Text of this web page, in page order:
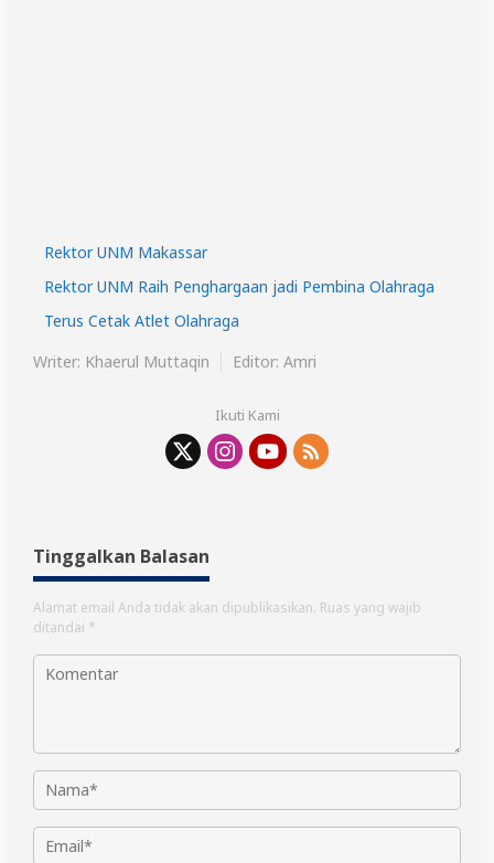
Rektor UNM Makassar
Rektor UNM Raih Penghargaan jadi Pembina Olahraga
Terus Cetak Atlet Olahraga
Writer: Khaerul Muttaqin
Editor: Amri
Ikuti Kami
Tinggalkan Balasan
Alamat email Anda tidak akan dipublikasikan. Ruas yang wajib
ditandai *